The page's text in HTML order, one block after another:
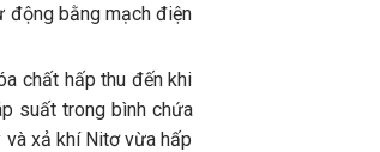
động bằng mạch điện
chất hấp thu đến khi
suất trong bình chứa
xả khí Nitơ vừa hấp